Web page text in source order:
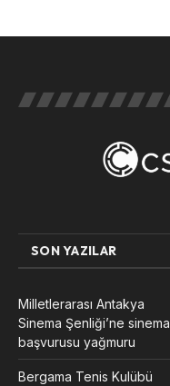
SON YAZILAR
Milletlerarası Antakya
Sinema Şenliği’ne sinema
başvurusu yağmuru
Bergama Tenis Kulübü